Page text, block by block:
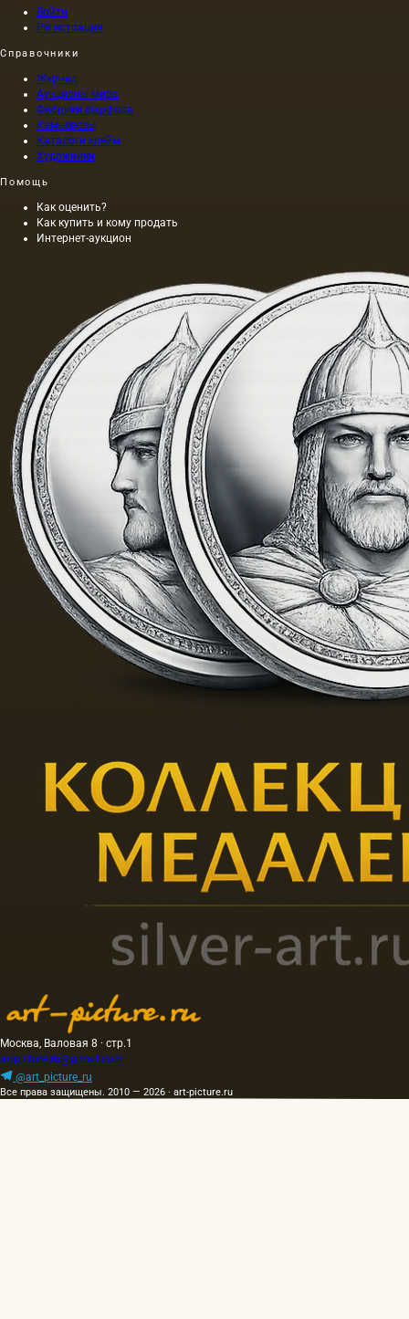
Войти
Регистрация
Справочники
Журнал
Аукционы мира
Фабрики фарфора
Камнерезы
Каталоги клейм
Художники
Помощь
Как оценить?
Как купить и кому продать
Интернет-аукцион
Москва, Валовая 8 · стр.1
artpicture.ru@gmail.com
@art_picture_ru
Все права защищены. 2010 — 2026 · art-picture.ru